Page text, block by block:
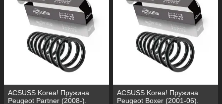
ACSUSS Korea! Пружина
Peugeot Partner (2008-).
ACSUSS Korea! Пружина
Peugeot Boxer (2001-06).